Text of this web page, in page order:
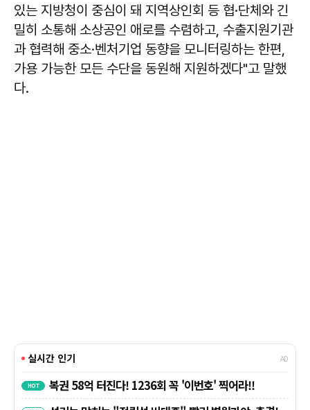
있는 지방청이 중심이 돼 지역상인회 등 협·단체와 긴
밀히 소통해 소상공인 애로를 수렴하고, 수출지원기관
과 협력해 중소·벤처기업 동향을 모니터링하는 한편,
가용 가능한 모든 수단을 동원해 지원하겠다"고 말했
다.